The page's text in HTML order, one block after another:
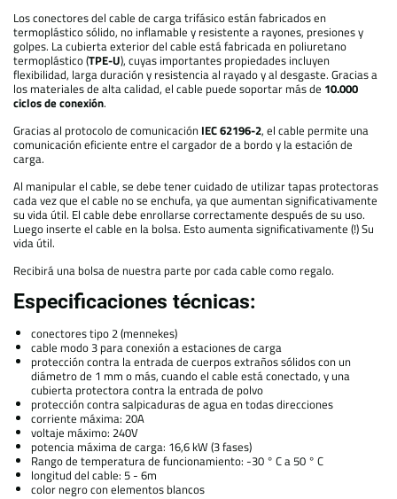
Los conectores del cable de carga trifásico están fabricados en
termoplástico sólido, no inflamable y resistente a rayones, presiones y
golpes. La cubierta exterior del cable está fabricada en poliuretano
termoplástico (TPE-U), cuyas importantes propiedades incluyen
flexibilidad, larga duración y resistencia al rayado y al desgaste. Gracias a
los materiales de alta calidad, el cable puede soportar más de 10.000
ciclos de conexión.
Gracias al protocolo de comunicación IEC 62196-2, el cable permite una
comunicación eficiente entre el cargador de a bordo y la estación de
carga.
Al manipular el cable, se debe tener cuidado de utilizar tapas protectoras
cada vez que el cable no se enchufa, ya que aumentan significativamente
su vida útil. El cable debe enrollarse correctamente después de su uso.
Luego inserte el cable en la bolsa. Esto aumenta significativamente (!) Su
vida útil.
Recibirá una bolsa de nuestra parte por cada cable como regalo.
Especificaciones técnicas:
conectores tipo 2 (mennekes)
cable modo 3 para conexión a estaciones de carga
protección contra la entrada de cuerpos extraños sólidos con un
diámetro de 1 mm o más, cuando el cable está conectado, y una
cubierta protectora contra la entrada de polvo
protección contra salpicaduras de agua en todas direcciones
corriente máxima: 20A
voltaje máximo: 240V
potencia máxima de carga: 16,6 kW (3 fases)
Rango de temperatura de funcionamiento: -30 ° C a 50 ° C
longitud del cable: 5 - 6m
color negro con elementos blancos